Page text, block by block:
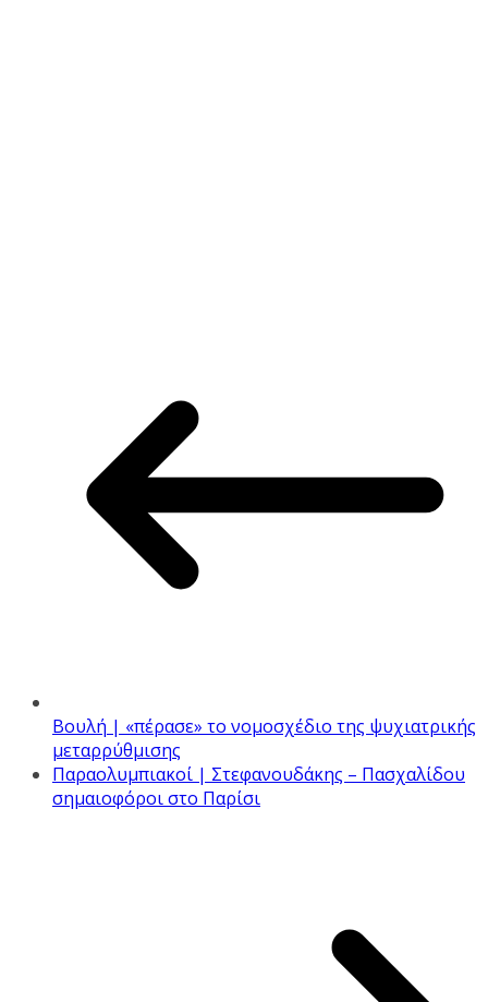
Βουλή | «πέρασε» το νομοσχέδιο της ψυχιατρικής
μεταρρύθμισης
Παραολυμπιακοί | Στεφανουδάκης – Πασχαλίδου
σημαιοφόροι στο Παρίσι